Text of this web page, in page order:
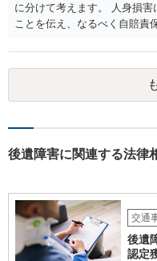
に分けて考えます。 人身損
ことを伝え、なるべく自賠責
願いしてください。 物的損
があり、写真や見積書を送っ
チェックする必要があります
分かりませんが、資力に応じ
ャラクターの問題もあるので
合によっては交渉を任せた方
後遺障害に関連する法律
交通
後遺
認定